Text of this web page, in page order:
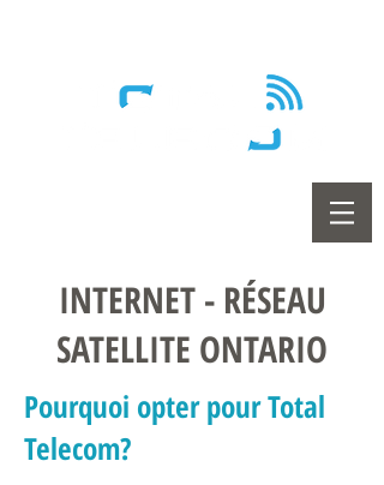
INTERNET - RÉSEAU
SATELLITE ONTARIO
Pourquoi opter pour Total
Telecom?